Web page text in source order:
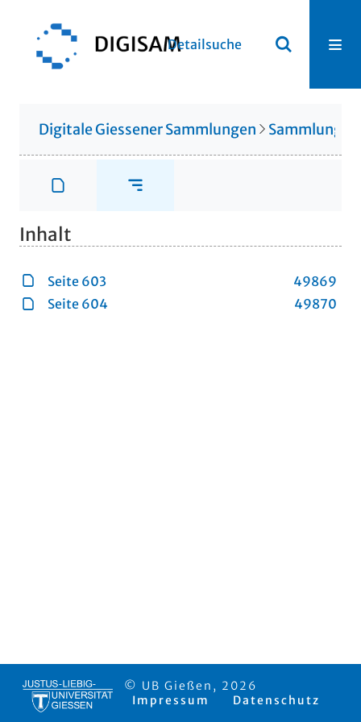
Detailsuche
Digitale Giessener Sammlungen Sammlung
Inhalt
49869
Seite 603
49870
Seite 604
© UB Gießen, 2026
Impressum
Datenschutz